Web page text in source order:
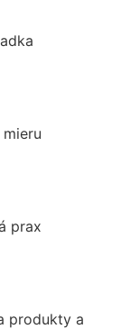
prax
produkty a